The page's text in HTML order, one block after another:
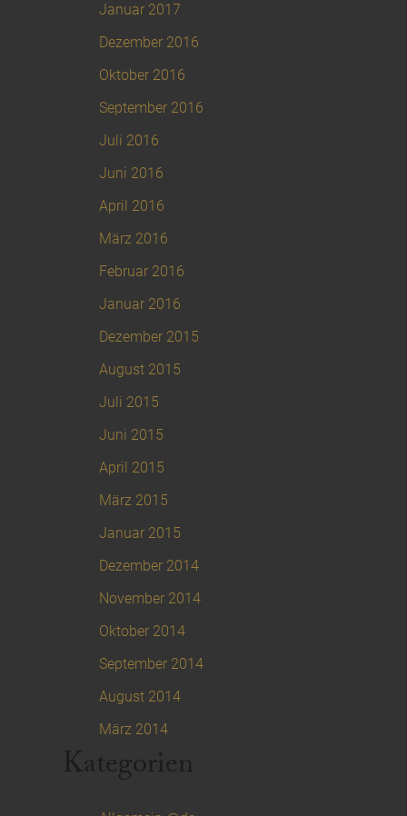
Januar 2017
Dezember 2016
Oktober 2016
September 2016
Juli 2016
Juni 2016
April 2016
März 2016
Februar 2016
Januar 2016
Dezember 2015
August 2015
Juli 2015
Juni 2015
April 2015
März 2015
Januar 2015
Dezember 2014
November 2014
Oktober 2014
September 2014
August 2014
März 2014
Kategorien